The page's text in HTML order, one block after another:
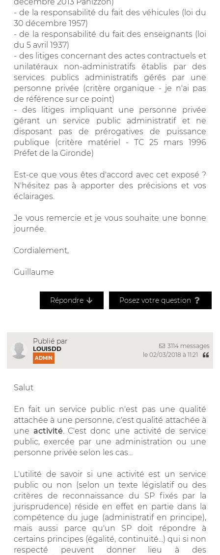
- de la responsabilité du fait des véhicules (loi du
30 décembre 1957)
- de la responsabilité du fait des enseignants (loi
du 5 avril 1937)
- des litiges concernant des actes contractuels et
unilatéraux non-administratifs établis par des
services publics administratifs gérés par une
personne privée (critère organique - je n'ai pas
de référence sur ce point)
- des litiges impliquant une personne privée
gérant un service public administratif et ne
disposant pas de prérogatives de puissance
publique (critère matériel - TC 25 mars 1996
Préfet de la Gironde)
Est-ce que vous êtes d'accord avec cet exposé ?
N'hésitez pas à apporter des précisions et vos
éclairages.
Je vous remercie et je vous souhaite une bonne
journée.
Cordialement,
Guillaume
Répondre Posez votre question
Publié par
LOUISDD
ADMIN
3114 messages
le 02/03/2018 à 11:21
Salut
En fait un service public n'est pas une qualité
attachée à une personne, c'est qualité attachée à
une activité . C'est donc une activité de service
public, exercée par une administration ou une
personne privée selon les cas...
L'utilité de savoir si une activité est un service
public ou non (selon un texte législatif ou des
critères de reconnaissance du SP fixés par la
jurisprudence) réside en effet en partie dans la
compétence du juge (administratif en principe),
mais aussi parce qu'un SP doit répondre à
certains principes (égalité, continuité...) qui si non
respecté peuvent donner lieu à des